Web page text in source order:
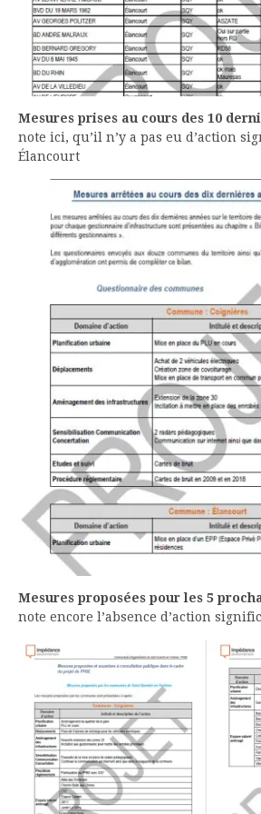
Mesures prises au cours des 10
note ici, qu’il n’y a pas eu d’action
Élancourt
Mesures proposées pour les 5
note encore l’absence d’action